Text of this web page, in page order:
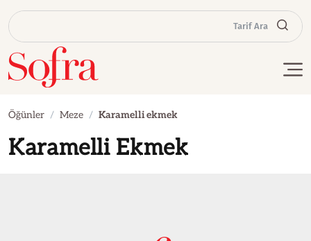
Tarif Ara
Öğünler Meze Karamelli ekmek
Karamelli Ekmek